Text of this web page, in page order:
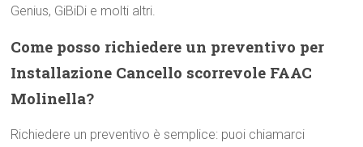
Genius, GiBiDi e molti altri.
Come posso richiedere un preventivo per
Installazione Cancello scorrevole FAAC
Molinella?
Richiedere un preventivo è semplice: puoi chiamarci